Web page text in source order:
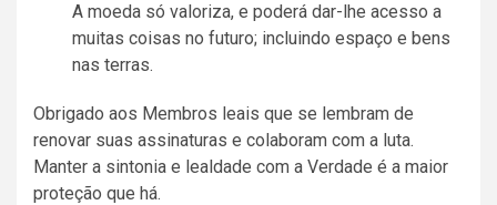
A moeda só valoriza, e poderá dar-lhe acesso a
muitas coisas no futuro; incluindo espaço e bens
nas terras.
Obrigado aos Membros leais que se lembram de
renovar suas assinaturas e colaboram com a luta.
Manter a sintonia e lealdade com a Verdade é a maior
proteção que há.